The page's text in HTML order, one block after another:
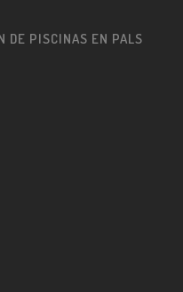
DE PISCINAS EN PALS